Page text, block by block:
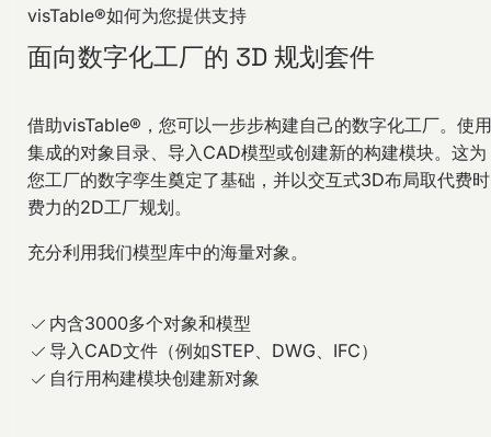
visTable®如何为您提供支持
面向数字化工厂的 3D 规划套件
借助visTable®，您可以一步步构建自己的数字化工厂。使用
集成的对象目录、导入CAD模型或创建新的构建模块。这为
您工厂的数字孪生奠定了基础，并以交互式3D布局取代费时
费力的2D工厂规划。
充分利用我们模型库中的海量对象。
内含3000多个对象和模型
导入CAD文件（例如STEP、DWG、IFC）
自行用构建模块创建新对象